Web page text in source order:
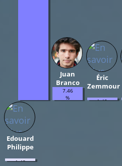
Juan
Branco
7.46
%
Éric
Zemmour
1.49
Edouard
Philippe
1.49